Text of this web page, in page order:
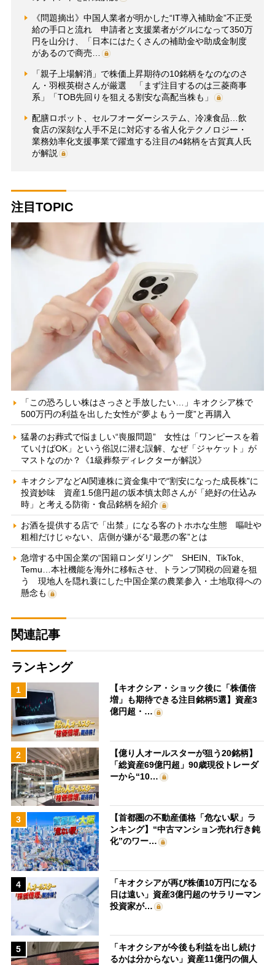
《問題摘出》中国人業者が明かした“IT導入補助金”不正受
給の手口と流れ 申請者と支援業者がグルになって350万
円を山分け、「日本にはたくさんの補助金や助成金制度
があるので商売…
「親子上場解消」で株価上昇期待の10銘柄をなのなのさ
ん・羽根英樹さんが厳選 「まず注目するのは三菱商事
系」「TOB先回りを狙える割安な高配当株も」
配膳ロボット、セルフオーダーシステム、冷凍食品…飲
食店の深刻な人手不足に対応する省人化テクノロジー・
業務効率化支援事業で躍進する注目の4銘柄を古賀真人氏
が解説
注目TOPIC
「この恐ろしい株はさっさと手放したい…」キオクシア株で
500万円の利益を出した女性が“夢よもう一度”と再購入
猛暑のお葬式で悩ましい“喪服問題” 女性は「ワンピースを着
ていけばOK」という俗説に潜む誤解、なぜ「ジャケット」が
マストなのか？《1級葬祭ディレクターが解説》
キオクシアなどAI関連株に資金集中で“割安になった成長株”に
投資妙味 資産1.5億円超の坂本慎太郎さんが「絶好の仕込み
時」と考える防衛・食品銘柄を紹介
お酒を提供する店で「出禁」になる客のトホホな生態 嘔吐や
粗相だけじゃない、店側が嫌がる“最悪の客”とは
急増する中国企業の“国籍ロンダリング” SHEIN、TikTok、
Temu…本社機能を海外に移転させ、トランプ関税の回避を狙
う 現地人を隠れ蓑にした中国企業の農業参入・土地取得への
懸念も
関連記事
ランキング
1
【キオクシア・ショック後に「株価倍
増」も期待できる注目銘柄5選】資産3
億円超・…
2
【億り人オールスターが狙う20銘柄】
「総資産69億円超」90歳現役トレーダ
ーから“10…
3
【首都圏の不動産価格「危ない駅」ラ
ンキング】“中古マンション売れ行き鈍
化”のワー…
4
「キオクシアが再び株価10万円になる
日は遠い」資産3億円超のサラリーマン
投資家が…
5
「キオクシアが今後も利益を出し続け
るかは分からない」資産11億円の個人